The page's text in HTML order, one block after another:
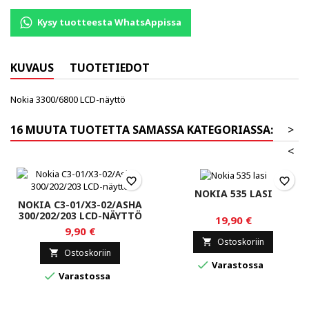
Kysy tuotteesta WhatsAppissa
KUVAUS TUOTETIEDOT
Nokia 3300/6800 LCD-näyttö
16 MUUTA TUOTETTA SAMASSA KATEGORIASSA:
>
<
NOKIA C3-01/X3-02/ASHA
300/202/203 LCD-NÄYTTÖ
9,90 €
 Ostoskoriin
 Varastossa
favorite_border
NOKIA 535 LASI
19,90 €
 Ostoskoriin
 Varastossa
favorite_border